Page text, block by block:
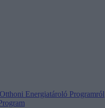
Energiatároló Programról